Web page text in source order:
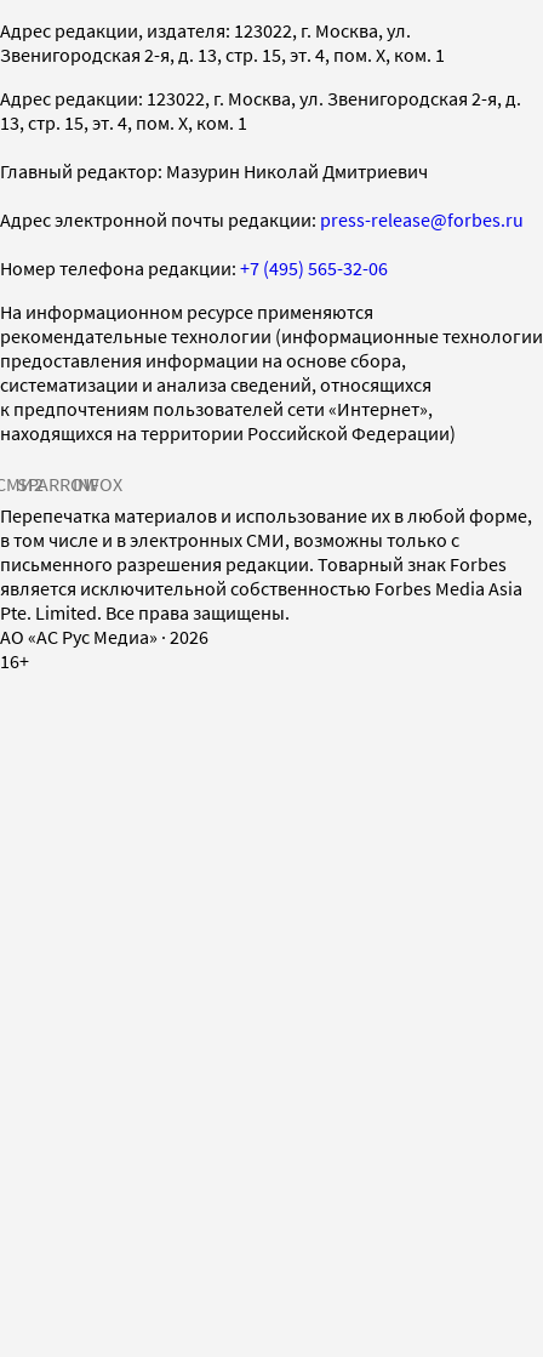
Адрес редакции, издателя: 123022, г. Москва, ул.
Звенигородская 2-я, д. 13, стр. 15, эт. 4, пом. X, ком. 1
Адрес редакции: 123022, г. Москва, ул. Звенигородская 2-я, д.
13, стр. 15, эт. 4, пом. X, ком. 1
Главный редактор: Мазурин Николай Дмитриевич
Адрес электронной почты редакции: press-release@forbes.ru
Номер телефона редакции: +7 (495) 565-32-06
На информационном ресурсе применяются
рекомендательные технологии (информационные технологии
предоставления информации на основе сбора,
систематизации и анализа сведений, относящихся
к предпочтениям пользователей сети «Интернет»,
находящихся на территории Российской Федерации)
SPARROWINFOX
Перепечатка материалов и использование их в любой форме,
в том числе и в электронных СМИ, возможны только с
письменного разрешения редакции. Товарный знак Forbes
является исключительной собственностью Forbes Media Asia
Pte. Limited. Все права защищены.
AO «АС Рус Медиа» · 2026
16+